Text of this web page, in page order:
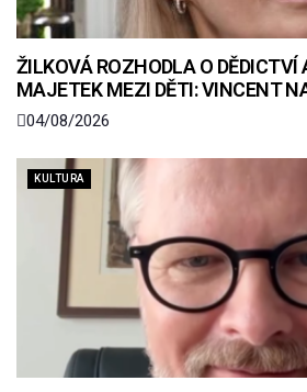
ŽILKOVÁ ROZHODLA O DĚDICTVÍ
MAJETEK MEZI DĚTI: VINCENT
04/08/2026
KULTURA